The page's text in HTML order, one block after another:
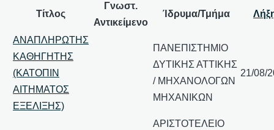
Τίτλος
Γνωστ.
Αντικείμενο
Ίδρυμα/Τμήμα
ΑΝΑΠΛΗΡΩΤΗΣ
ΚΑΘΗΓΗΤΗΣ
(ΚΑΤΟΠΙΝ
ΑΙΤΗΜΑΤΟΣ
ΕΞΕΛΙΞΗΣ)
ΠΑΝΕΠΙΣΤΗΜΙΟ
ΔΥΤΙΚΗΣ ΑΤΤΙΚΗΣ
/ ΜΗΧΑΝΟΛΟΓΩΝ
ΜΗΧΑΝΙΚΩΝ
21/08/
ΑΡΙΣΤΟΤΕΛΕΙΟ